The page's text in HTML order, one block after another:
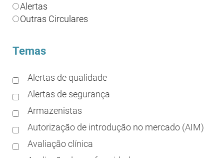
Alertas
Outras Circulares
Temas
Alertas de qualidade
Alertas de segurança
Armazenistas
Autorização de introdução no mercado (AIM)
Avaliação clínica